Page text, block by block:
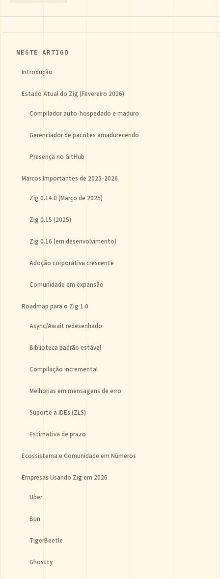
NESTE ARTIGO
Introdução
Estado Atual do Zig (Fevereiro 2026)
Compilador auto-hospedado e maduro
Gerenciador de pacotes amadurecendo
Presença no GitHub
Marcos Importantes de 2025-2026
Zig 0.14.0 (Março de 2025)
Zig 0.15 (2025)
Zig 0.16 (em desenvolvimento)
Adoção corporativa crescente
Comunidade em expansão
Roadmap para o Zig 1.0
Async/Await redesenhado
Biblioteca padrão estável
Compilação incremental
Melhorias em mensagens de erro
Suporte a IDEs (ZLS)
Estimativa de prazo
Ecossistema e Comunidade em Números
Empresas Usando Zig em 2026
Uber
Bun
TigerBeetle
Ghostty